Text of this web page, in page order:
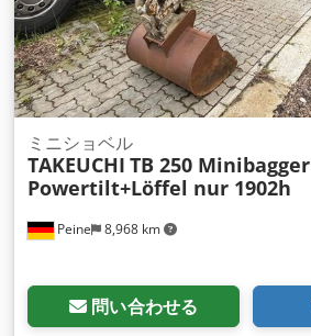
Peine 8,968 km
ミニショベル
TAKEUCHI TB 250 Minibagger
Powertilt+Löffel nur 1902h
問い合わせる